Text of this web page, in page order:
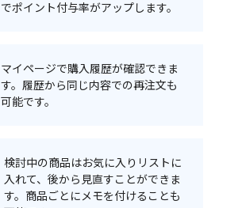
でポイント付与率がアップします。
マイページで購入履歴が確認できま
す。履歴から同じ内容での再注文も
可能です。
検討中の商品はお気に入りリストに
入れて、後から見直すことができま
す。商品ごとにメモを付けることも